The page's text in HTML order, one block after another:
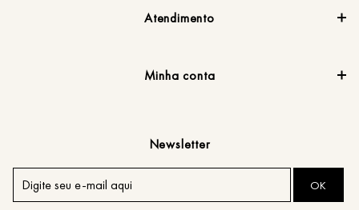
Atendimento
Minha conta
Newsletter
OK